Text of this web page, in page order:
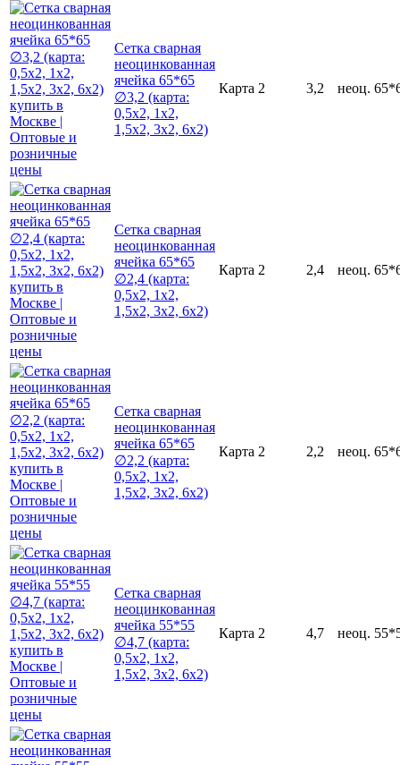
Сетка сварная
неоцинкованная
ячейка 65*65
∅3,2 (карта:
0,5х2, 1х2,
1,5х2, 3х2, 6х2)
Карта 2 3,2 неоц.
Сетка сварная
неоцинкованная
ячейка 65*65
∅2,4 (карта:
0,5х2, 1х2,
1,5х2, 3х2, 6х2)
Карта 2 2,4 неоц.
Сетка сварная
неоцинкованная
ячейка 65*65
∅2,2 (карта:
0,5х2, 1х2,
1,5х2, 3х2, 6х2)
Карта 2 2,2 неоц.
Сетка сварная
неоцинкованная
ячейка 55*55
∅4,7 (карта:
0,5х2, 1х2,
1,5х2, 3х2, 6х2)
Карта 2 4,7 неоц.